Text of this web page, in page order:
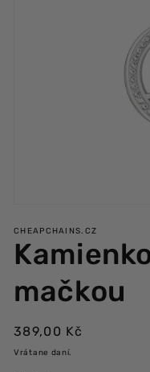
1
v
modálnom
CHEAPCHAINS.CZ
mačkou
Bežná
cena
389,00 Kč
Vrátane daní.